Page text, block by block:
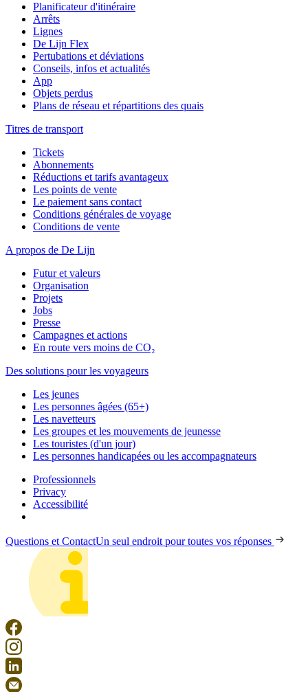
Planificateur d'itinéraire
Arrêts
Lignes
De Lijn Flex
Pertubations et déviations
Conseils, infos et actualités
App
Objets perdus
Plans de réseau et répartitions des quais
Titres de transport
Tickets
Abonnements
Réductions et tarifs avantageux
Les points de vente
Le paiement sans contact
Conditions générales de voyage
Conditions de vente
A propos de De Lijn
Futur et valeurs
Organisation
Projets
Jobs
Presse
Campagnes et actions
En route vers moins de CO₂
Des solutions pour les voyageurs
Les jeunes
Les personnes âgées (65+)
Les navetteurs
Les groupes et les mouvements de jeunesse
Les touristes (d'un jour)
Les personnes handicapées ou les accompagnateurs
Professionnels
Privacy
Accessibilité
Questions et ContactUn seul endroit pour toutes vos réponses